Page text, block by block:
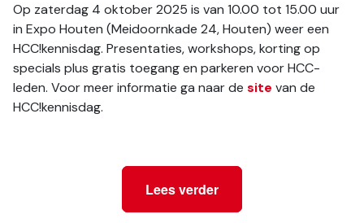
Op zaterdag 4 oktober 2025 is van 10.00 tot 15.00 uur
in Expo Houten (Meidoornkade 24, Houten) weer een
HCC!kennisdag. Presentaties, workshops, korting op
specials plus gratis toegang en parkeren voor HCC-
leden. Voor meer informatie ga naar de site van de
HCC!kennisdag.
Lees verder